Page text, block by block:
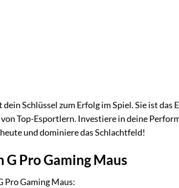
Schlüssel zum Erfolg im Spiel. Sie ist das
Top-Esportlern. Investiere in deine
und dominiere das Schlachtfeld!
G Pro Gaming Maus
Pro Gaming Maus: